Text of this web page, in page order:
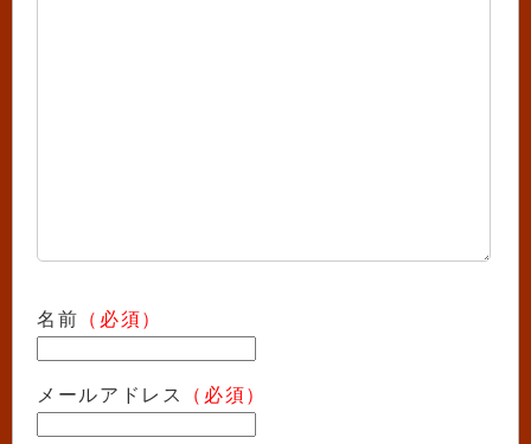
名前 （必須）
メールアドレス （必須）